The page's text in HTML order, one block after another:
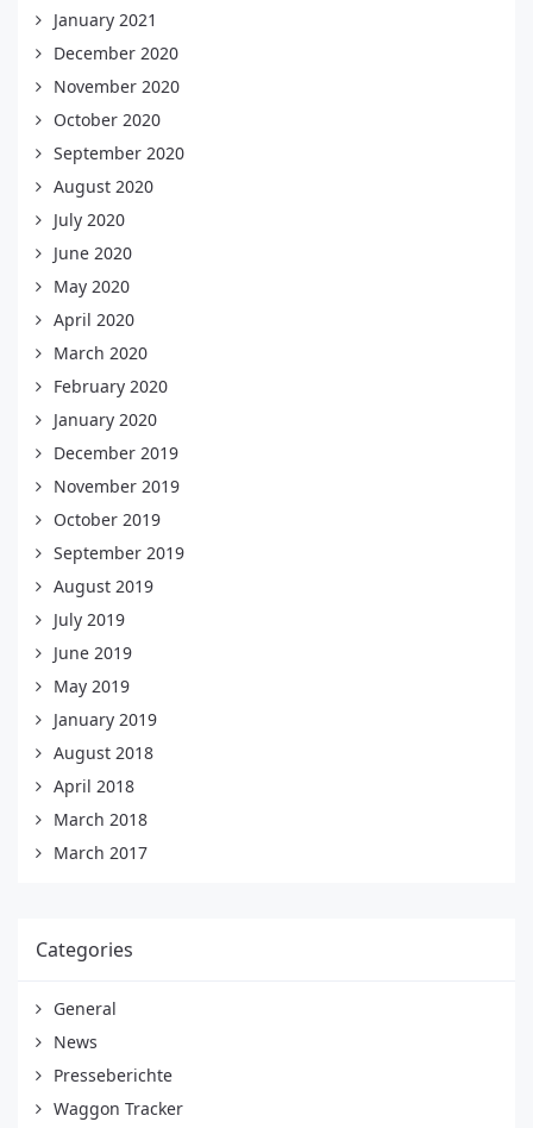
January 2021
December 2020
November 2020
October 2020
September 2020
August 2020
July 2020
June 2020
May 2020
April 2020
March 2020
February 2020
January 2020
December 2019
November 2019
October 2019
September 2019
August 2019
July 2019
June 2019
May 2019
January 2019
August 2018
April 2018
March 2018
March 2017
Categories
General
News
Presseberichte
Waggon Tracker